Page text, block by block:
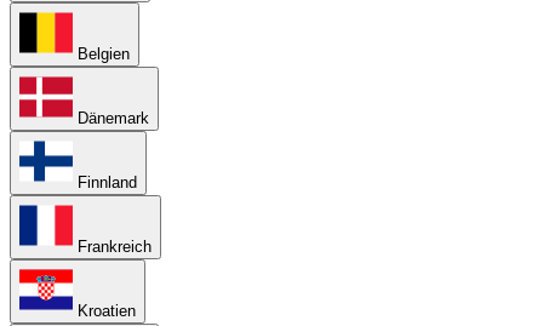
Belgien
Dänemark
Finnland
Frankreich
Kroatien